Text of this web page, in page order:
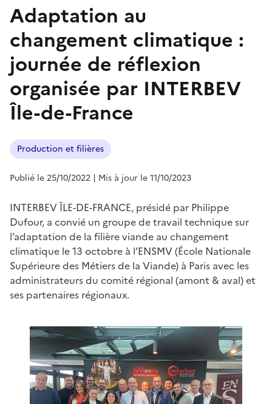
Adaptation au
changement climatique :
journée de réflexion
organisée par INTERBEV
Île-de-France
Production et filières
Publié le 25/10/2022 | Mis à jour le 11/10/2023
INTERBEV ÎLE-DE-FRANCE, présidé par Philippe
Dufour, a convié un groupe de travail technique sur
l’adaptation de la filière viande au changement
climatique le 13 octobre à l’ENSMV (École Nationale
Supérieure des Métiers de la Viande) à Paris avec les
administrateurs du comité régional (amont & aval) et
ses partenaires régionaux.